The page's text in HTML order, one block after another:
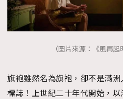
（圖片來源：《風再起
旗袍雖然名為旗袍，卻不是滿
標誌！上世紀二十年代開始，